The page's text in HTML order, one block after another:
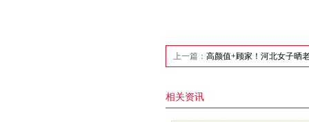
上一篇： 高颜值+顾家！河北女子晒
相关资讯